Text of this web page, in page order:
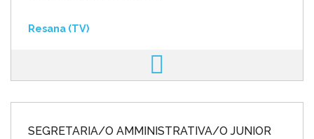
Resana (TV)
SEGRETARIA/O AMMINISTRATIVA/O JUNIOR